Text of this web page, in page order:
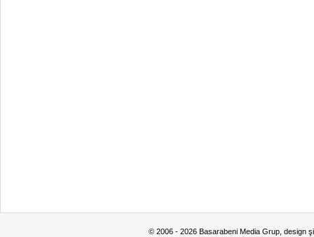
© 2006 - 2026 Basarabeni Media Grup, design